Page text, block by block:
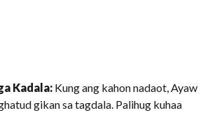
Kadala: Kung ang kahon nadaot, Ayaw
gikan sa tagdala. Palihug kuhaa